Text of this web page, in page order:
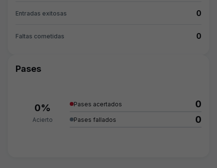
Entradas exitosas 0
Faltas cometidas 0
Pases
0%
Acierto
Pases acertados 0
Pases fallados 0